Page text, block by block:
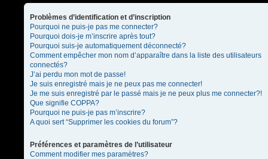
Problèmes d’identification et d’inscription
Pourquoi ne puis-je pas me connecter?
Pourquoi dois-je m’inscrire après tout?
Pourquoi suis-je automatiquement déconnecté?
Comment empêcher mon nom d’apparaître dans la liste des utilisateurs
connectés?
J’ai perdu mon mot de passe!
Je suis enregistré mais je ne peux pas me connecter!
Je me suis enregistré par le passé mais je ne peux plus me connecter?!
Que signifie COPPA?
Pourquoi ne puis-je pas m’inscrire?
A quoi sert “Supprimer les cookies du forum”?
Préférences et paramètres de l’utilisateur
Comment modifier mes paramètres?